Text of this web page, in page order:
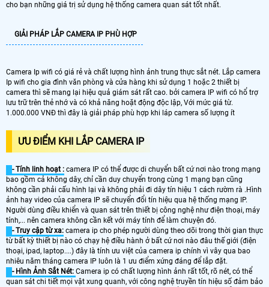
cho bạn những giá trị sử dụng hệ thống camera quan sát tốt nhất.
GIẢI PHÁP LẮP CAMERA IP PHÙ HỢP
Camera Ip wifi có giá rẻ và chất lượng hình ảnh trung thực sắt nét. Lắp camera
Ip wifi cho gia đình văn phòng và cửa hàng khi sử dụng 1 hoặc 2 thiết bị
camera thì sẽ mang lại hiệu quả giám sát rất cao. bởi camera IP wifi có hổ trợ
lưu trữ trên thẻ nhớ và có khả năng hoặt động độc lập, Với mức giá từ.
1.000.000 VNĐ thì đây là giải pháp phù hợp khi láp camera số lượng ít
ƯU ĐIỂM KHI LẮP CAMERA IP
- Tính linh hoạt : camera IP có thể được di chuyển bất cứ nơi nào trong mạng
bao gồm cả không dây, chỉ cần duy chuyển trong cùng 1 mạng bạn cũng
không cần phải cấu hình lại và không phải đi dây tín hiệu 1 cách rườm rà .Hình
ảnh hay video của camera IP sẽ chuyển đổi tín hiệu qua hệ thống mạng IP.
Người dùng điều khiển và quan sát trên thiết bị công nghệ như điện thoại, máy
tính,... nên camera không cần kết với máy tính để làm chuyện đó.
- Truy cập từ xa: camera ip cho phép người dùng theo dõi trong thời gian thực
từ bất kỳ thiết bị nào có chạy hệ điều hành ở bất cứ nơi nào đâu thế giới (điện
thoại, ipad, laptop....) đây là tính ưu việt của camera ip chính vì vây qua bao
nhiêu năm tháng camera IP luôn là 1 ưu điểm xứng đáng để lắp đặt.
- Hình Ảnh Sắt Nét: Camera ip có chất lượng hình ảnh rất tốt, rõ nét, có thể
quan sát chi tiết mọi vật xung quanh, với công nghệ truyền tín hiệu số đảm bảo